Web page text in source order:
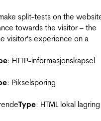
split-tests on the
towards the visitor – the
visitor's experience on a
: HTTP-informasjonskapsel
: Pikselsporing
Type: HTML lokal lagring